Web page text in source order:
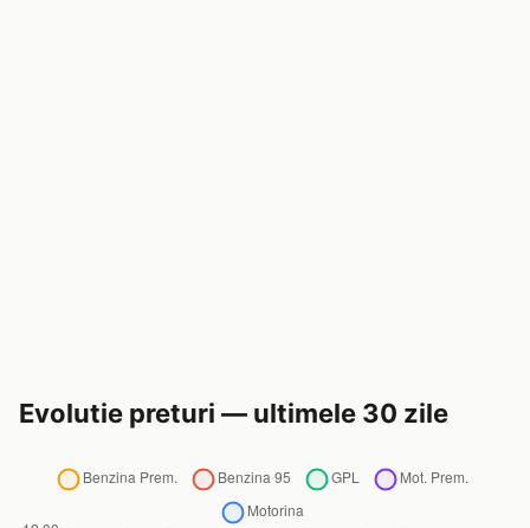
Evolutie preturi — ultimele 30 zile